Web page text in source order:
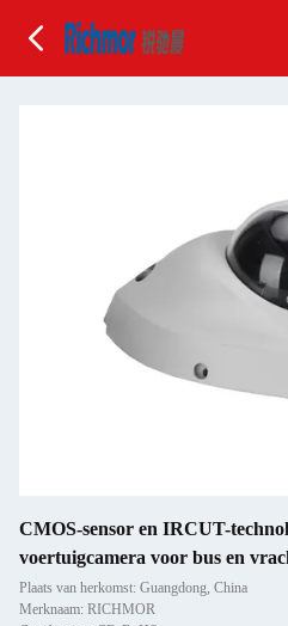
CMOS-sensor en IRCUT-
voertuigcamera voor bus en
Plaats van herkomst: Guangdong, China
Merknaam: RICHMOR